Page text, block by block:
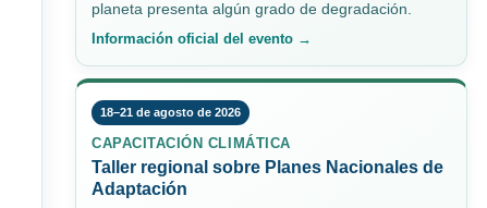
planeta presenta algún grado de degradación.
Información oficial del evento →
18–21 de agosto de 2026
CAPACITACIÓN CLIMÁTICA
Taller regional sobre Planes Nacionales de
Adaptación